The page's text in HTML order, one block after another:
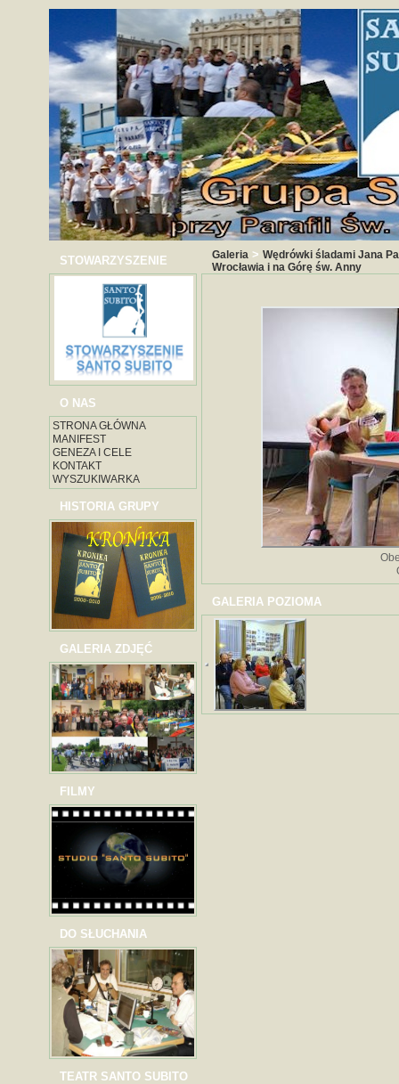
STOWARZYSZENIE
O NAS
STRONA GŁÓWNA
MANIFEST
GENEZA I CELE
KONTAKT
WYSZUKIWARKA
HISTORIA GRUPY
GALERIA ZDJĘĆ
FILMY
DO SŁUCHANIA
TEATR SANTO SUBITO
Galeria > Wędrówki śladami Jana
Wrocławia i na Górę św. Anny
GALERIA POZIOMA